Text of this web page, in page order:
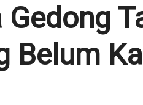
Belum